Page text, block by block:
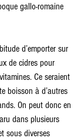
gallo-romaine
d’emporter sur
de cidres pour
Ce seraient
boisson à d’autres
On peut donc en
dans plusieurs
sous diverses